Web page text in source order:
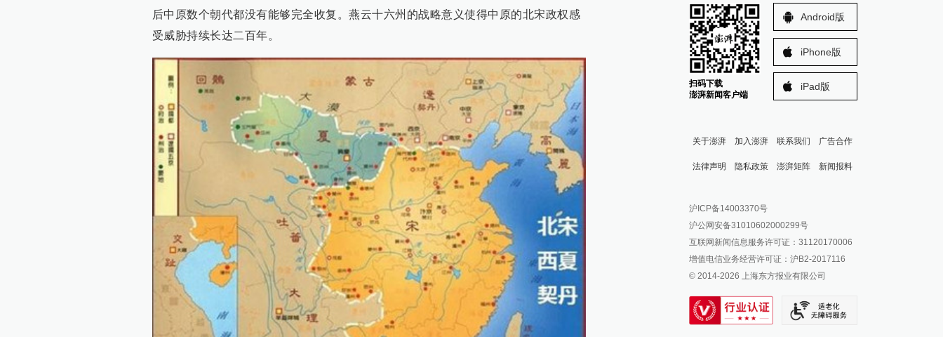
后中原数个朝代都没有能够完全收复。燕云十六州的战略意义使得中原的北宋政权感
受威胁持续长达二百年。
扫码下载
澎湃新闻客户端
Android版
iPhone版
iPad版
关于澎湃 加入澎湃 联系我们 广告合作
法律声明 隐私政策 澎湃矩阵
澎湃新闻公众号
澎湃新闻抖音号
派生万物开放平台
IP SHANGHAI
SIXTH TONE
新闻报料
报料邮箱: news@thepaper.cn
沪ICP备14003370号
沪公网安备31010602000299号
互联网新闻信息服务许可证：31120170006
增值电信业务经营许可证：沪B2-2017116
© 2014-2026 上海东方报业有限公司